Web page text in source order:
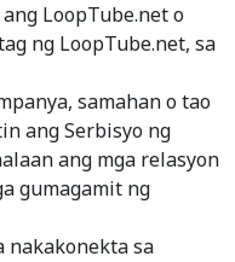
LoopTube.net o
ng LoopTube.net, sa
samahan o tao
ang Serbisyo ng
ang mga relasyon
gumagamit ng
nakakonekta sa